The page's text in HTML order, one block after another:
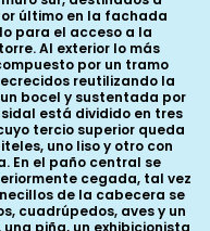
último en la fachada
para el acceso a la
Al exterior lo más
por un tramo
reutilizando la
bocel y sustentada por
está dividido en tres
tercio superior queda
uno liso y otro con
En el paño central se
cegada, tal vez
de la cabecera se
cuadrúpedos, aves y un
piña, un exhibicionista